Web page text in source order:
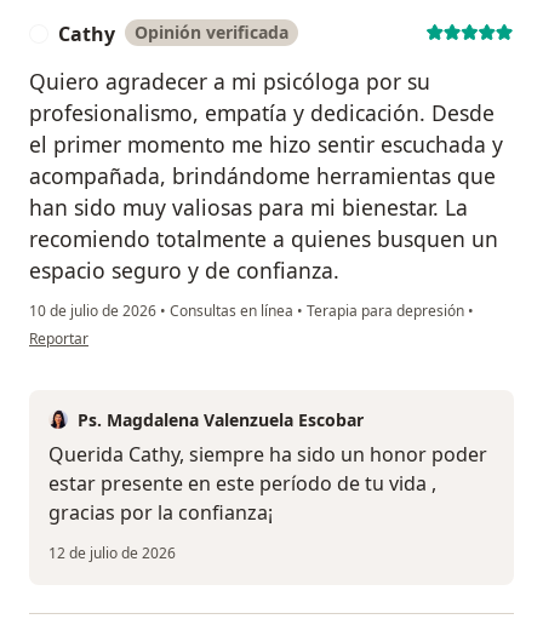
Cathy Opinión verificada
Quiero agradecer a mi psicóloga por su
profesionalismo, empatía y dedicación. Desde
el primer momento me hizo sentir escuchada y
acompañada, brindándome herramientas que
han sido muy valiosas para mi bienestar. La
recomiendo totalmente a quienes busquen un
espacio seguro y de confianza.
10 de julio de 2026 • Consultas en línea • Terapia para depresión •
en opinión del usuario Cathy
Reportar
Ps. Magdalena Valenzuela Escobar
Querida Cathy, siempre ha sido un honor poder
estar presente en este período de tu vida ,
gracias por la confianza¡
12 de julio de 2026